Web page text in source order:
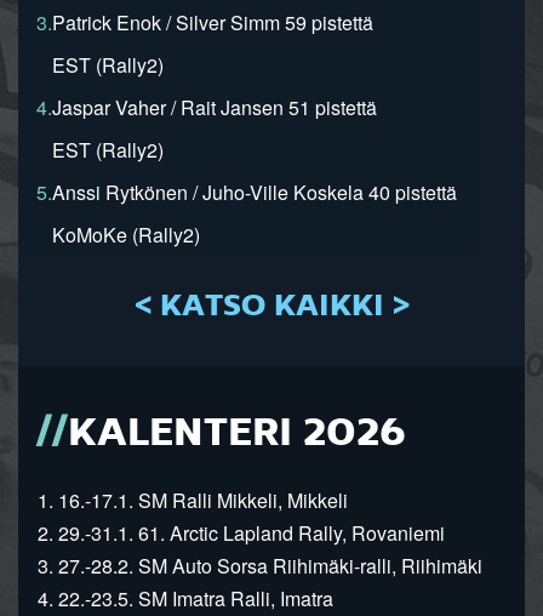
3.Patrick Enok / Silver Simm 59 pistettä
EST (Rally2)
4.Jaspar Vaher / Rait Jansen 51 pistettä
EST (Rally2)
5.Anssi Rytkönen / Juho-Ville Koskela 40 pistettä
KoMoKe (Rally2)
< KATSO KAIKKI >
KALENTERI 2026
1. 16.-17.1. SM Ralli Mikkeli, Mikkeli
2. 29.-31.1. 61. Arctic Lapland Rally, Rovaniemi
3. 27.-28.2. SM Auto Sorsa Riihimäki-ralli, Riihimäki
4. 22.-23.5. SM Imatra Ralli, Imatra